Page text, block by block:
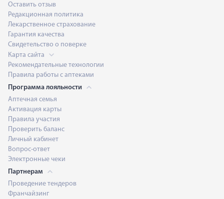
Оставить отзыв
Редакционная политика
Лекарственное страхование
Гарантия качества
Свидетельство о поверке
Карта сайта
Рекомендательные технологии
Правила работы с аптеками
Программа лояльности
Аптечная семья
Активация карты
Правила участия
Проверить баланс
Личный кабинет
Вопрос-ответ
Электронные чеки
Партнерам
Проведение тендеров
Франчайзинг